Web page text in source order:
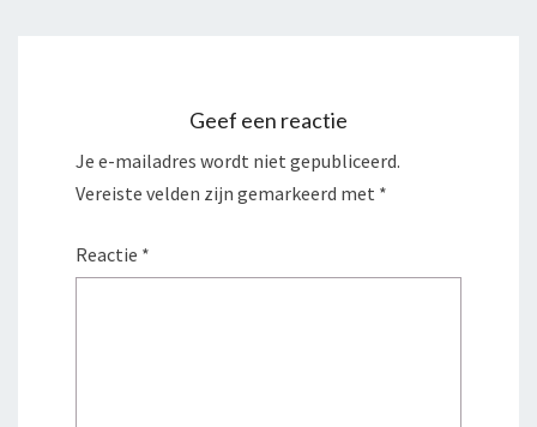
Geef een reactie
Je e-mailadres wordt niet gepubliceerd.
Vereiste velden zijn gemarkeerd met *
Reactie *